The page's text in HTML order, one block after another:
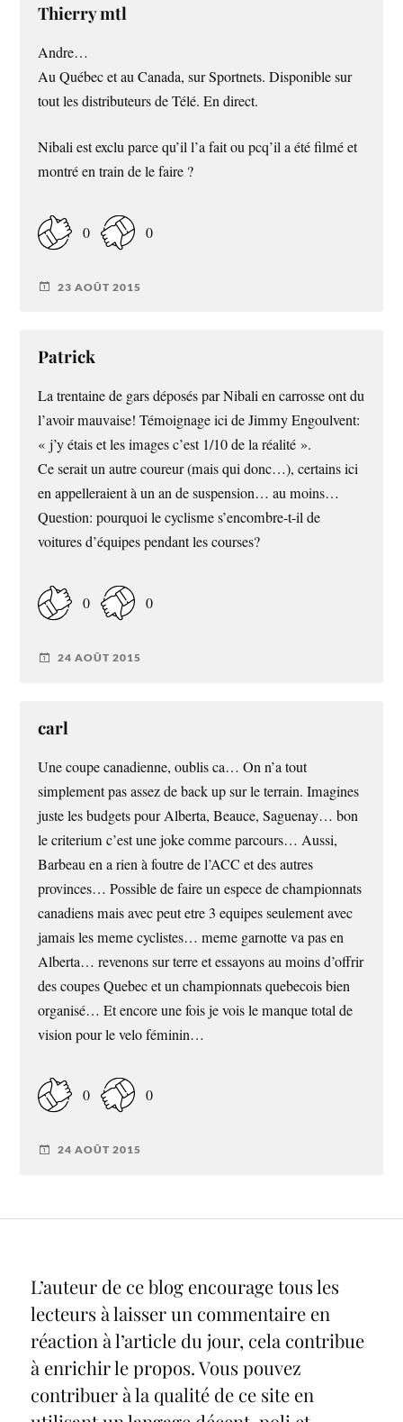
Thierry mtl
Andre…
Au Québec et au Canada, sur Sportnets. Disponible sur
tout les distributeurs de Télé. En direct.
Nibali est exclu parce qu’il l’a fait ou pcq’il a été filmé et
montré en train de le faire ?
0 0
23 AOÛT 2015
Patrick
La trentaine de gars déposés par Nibali en carrosse ont du
l’avoir mauvaise! Témoignage ici de Jimmy Engoulvent:
« j’y étais et les images c’est 1/10 de la réalité ».
Ce serait un autre coureur (mais qui donc…), certains ici
en appelleraient à un an de suspension… au moins…
Question: pourquoi le cyclisme s’encombre-t-il de
voitures d’équipes pendant les courses?
0 0
24 AOÛT 2015
carl
Une coupe canadienne, oublis ca… On n’a tout
simplement pas assez de back up sur le terrain. Imagines
juste les budgets pour Alberta, Beauce, Saguenay… bon
le criterium c’est une joke comme parcours… Aussi,
Barbeau en a rien à foutre de l’ACC et des autres
provinces… Possible de faire un espece de championnats
canadiens mais avec peut etre 3 equipes seulement avec
jamais les meme cyclistes… meme garnotte va pas en
Alberta… revenons sur terre et essayons au moins d’offrir
des coupes Quebec et un championnats quebecois bien
organisé… Et encore une fois je vois le manque total de
vision pour le velo féminin…
0 0
24 AOÛT 2015
L’auteur de ce blog encourage tous les
lecteurs à laisser un commentaire en
réaction à l’article du jour, cela contribue
à enrichir le propos. Vous pouvez
contribuer à la qualité de ce site en